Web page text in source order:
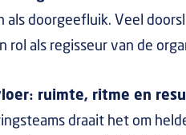
als doorgeefluik. Veel
rol als regisseur van de
ruimte, ritme en
draait het om